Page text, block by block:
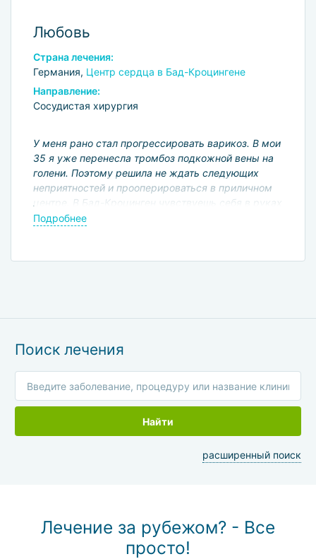
Любовь
Страна лечения:
Германия, Центр сердца в Бад-Кроцингене
Направление:
Сосудистая хирургия
У меня рано стал прогрессировать варикоз. В мои
35 я уже перенесла тромбоз подкожной вены на
голени. Поэтому решила не ждать следующих
неприятностей и прооперироваться в приличном
центре. В Бад-Кроцинген чувствуешь себя в руках
профессионалов. Даже страхи и тревога перед
с выбором клиники.
Подробнее
Поиск лечения
Найти
расширенный поиск
Лечение за рубежом? - Все
просто!